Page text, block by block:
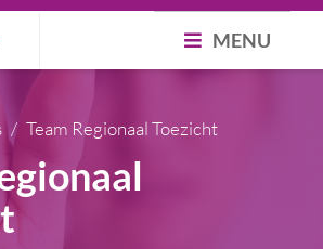
MENU
Team Regionaal Toezicht